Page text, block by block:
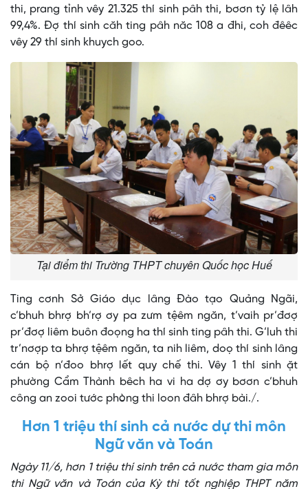
thi, prang tỉnh vêy 21.325 thí sinh pâh thi, bơơn tỷ lệ lâh
99,4%. Đợ thí sinh căh ting pâh năc 108 a đhi, coh đêêc
vêy 29 thí sinh khuych goo.
Tại điểm thi Trường THPT chuyên Quốc học Huế
Ting cơnh Sở Giáo dục lâng Đào tạo Quảng Ngãi,
c’bhuh bhrợ bh’rợ ơy pa zưm tệêm ngăn, t’vaih pr’đơợ
pr’đơợ liêm buôn đoọng ha thí sinh ting pâh thi. G’luh thi
tr’nơợp ta bhrợ tệêm ngăn, ta nih liêm, doọ thí sinh lâng
cán bộ n’đoo bhrợ lết quy chế thi. Vêy 1 thí sinh ặt
phường Cẩm Thành bêch ha vi ha dợ ơy bơơn c’bhuh
công an zooi tước phòng thi loon đâh bhrợ bài./.
Hơn 1 triệu thí sinh cả nước dự thi môn
Ngữ văn và Toán
Ngày 11/6, hơn 1 triệu thí sinh trên cả nước tham gia môn
thi Ngữ văn và Toán của Kỳ thi tốt nghiệp THPT năm